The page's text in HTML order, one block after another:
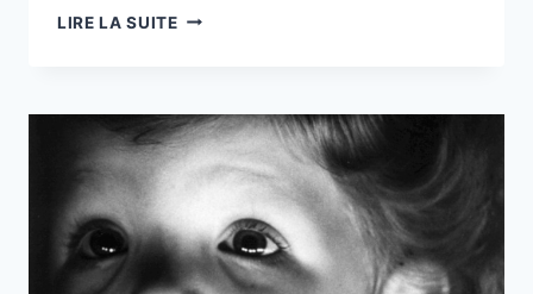
LIRE LA SUITE« MATERNELLE
2025/2026